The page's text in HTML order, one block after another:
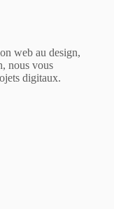
web au design,
nous vous
digitaux.